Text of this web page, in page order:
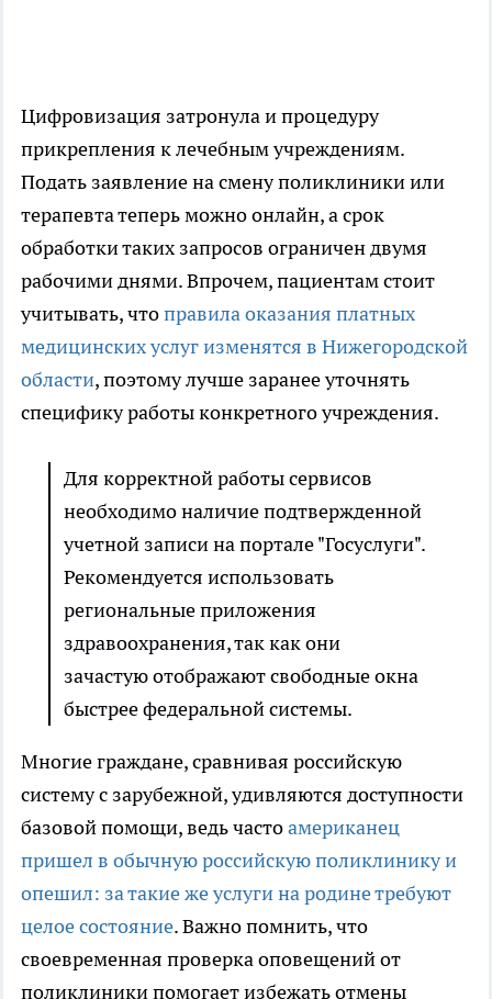
Цифровизация затронула и процедуру
прикрепления к лечебным учреждениям.
Подать заявление на смену поликлиники или
терапевта теперь можно онлайн, а срок
обработки таких запросов ограничен двумя
рабочими днями. Впрочем, пациентам стоит
учитывать, чтоправила оказания платных
медицинских услуг изменятся в Нижегородской
области, поэтому лучше заранее уточнять
специфику работы конкретного учреждения.
Для корректной работы сервисов
необходимо наличие подтвержденной
учетной записи на портале "Госуслуги".
Рекомендуется использовать
региональные приложения
здравоохранения, так как они
зачастую отображают свободные окна
быстрее федеральной системы.
Многие граждане, сравнивая российскую
систему с зарубежной, удивляются доступности
базовой помощи, ведь частоамериканец
пришел в обычную российскую поликлинику и
опешил: за такие же услуги на родине требуют
целое состояние. Важно помнить, что
своевременная проверка оповещений от
поликлиники помогает избежать отмены